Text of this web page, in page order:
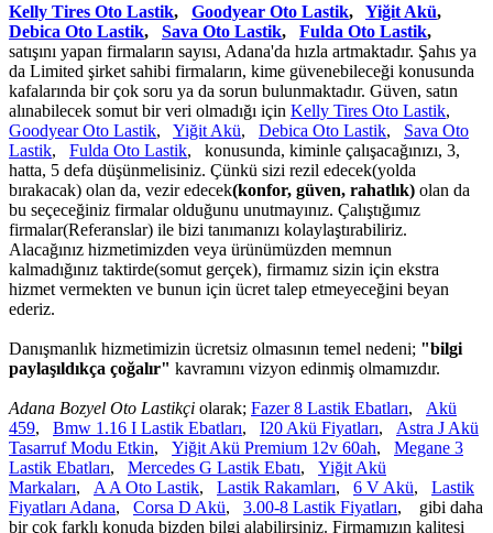
Kelly Tires Oto Lastik, Goodyear Oto Lastik, Yiğit Akü,
Debica Oto Lastik, Sava Oto Lastik, Fulda Oto Lastik,
satışını yapan firmaların sayısı, Adana'da hızla artmaktadır. Şahıs ya
da Limited şirket sahibi firmaların, kime güvenebileceği konusunda
kafalarında bir çok soru ya da sorun bulunmaktadır. Güven, satın
alınabilecek somut bir veri olmadığı için Kelly Tires Oto Lastik,
Goodyear Oto Lastik, Yiğit Akü, Debica Oto Lastik, Sava Oto
Lastik, Fulda Oto Lastik, konusunda, kiminle çalışacağınızı, 3,
hatta, 5 defa düşünmelisiniz. Çünkü sizi rezil edecek(yolda
bırakacak) olan da, vezir edecek(konfor, güven, rahatlık) olan da
bu seçeceğiniz firmalar olduğunu unutmayınız. Çalıştığımız
firmalar(Referanslar) ile bizi tanımanızı kolaylaştırabiliriz.
Alacağınız hizmetimizden veya ürünümüzden memnun
kalmadığınız taktirde(somut gerçek), firmamız sizin için ekstra
hizmet vermekten ve bunun için ücret talep etmeyeceğini beyan
ederiz.
Danışmanlık hizmetimizin ücretsiz olmasının temel nedeni; "bilgi
paylaşıldıkça çoğalır" kavramını vizyon edinmiş olmamızdır.
Adana Bozyel Oto Lastikçi olarak; Fazer 8 Lastik Ebatları, Akü
459, Bmw 1.16 I Lastik Ebatları, I20 Akü Fiyatları, Astra J Akü
Tasarruf Modu Etkin, Yiğit Akü Premium 12v 60ah, Megane 3
Lastik Ebatları, Mercedes G Lastik Ebatı, Yiğit Akü
Markaları, A A Oto Lastik, Lastik Rakamları, 6 V Akü, Lastik
Fiyatları Adana, Corsa D Akü, 3.00-8 Lastik Fiyatları, gibi daha
bir çok farklı konuda bizden bilgi alabilirsiniz. Firmamızın kalitesi